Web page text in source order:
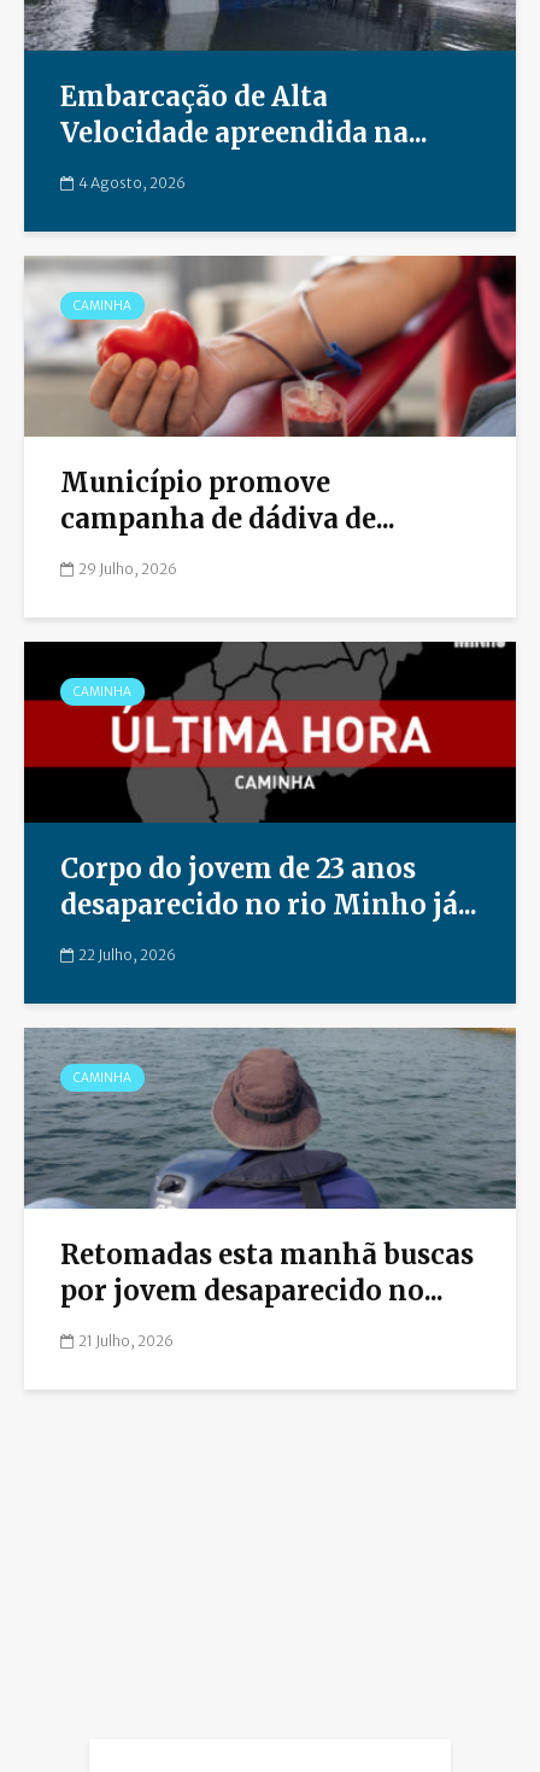
Embarcação de Alta
Velocidade apreendida na...
4 Agosto, 2026
CAMINHA
Município promove
campanha de dádiva de...
29 Julho, 2026
CAMINHA
Corpo do jovem de 23 anos
desaparecido no rio Minho já...
22 Julho, 2026
CAMINHA
Retomadas esta manhã buscas
por jovem desaparecido no...
21 Julho, 2026